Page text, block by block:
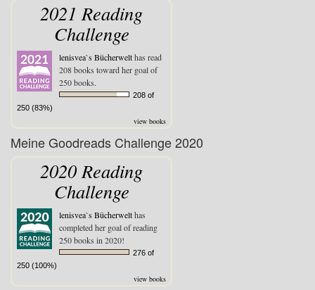
2021 Reading
Challenge
lenisvea`s Bücherwelthas read
208 books toward her goal of
250 books.
208 of
250 (83%)
view books
Meine Goodreads Challenge 2020
2020 Reading
Challenge
lenisvea`s Bücherwelthas
completed her goal of reading
250 books in 2020!
276 of
250 (100%)
view books